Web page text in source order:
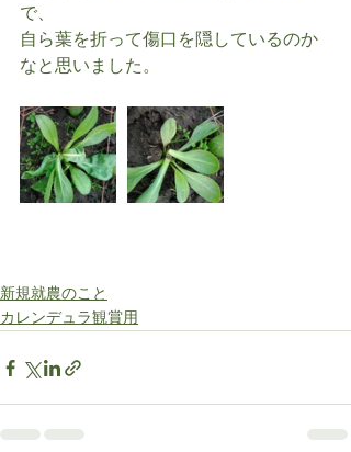
で、
自ら葉を折って傷口を隠しているのか
なと思いました。
新規就農のこと
カレンデュラ観賞用